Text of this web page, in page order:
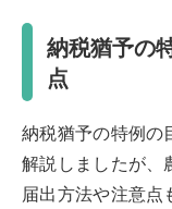
納税猶予の
点
納税猶予の特例の
解説しましたが、
届出方法や注意点